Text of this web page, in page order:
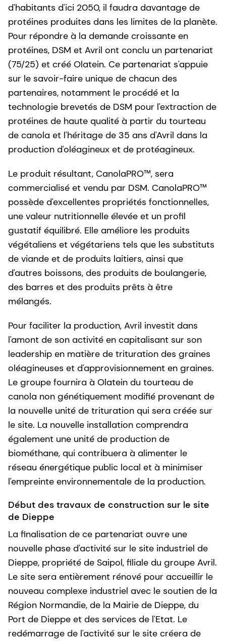
d'habitants d'ici 2050, il faudra davantage de
protéines produites dans les limites de la planète.
Pour répondre à la demande croissante en
protéines, DSM et Avril ont conclu un partenariat
(75/25) et créé Olatein. Ce partenariat s'appuie
sur le savoir-faire unique de chacun des
partenaires, notamment le procédé et la
technologie brevetés de DSM pour l'extraction de
protéines de haute qualité à partir du tourteau
de canola et l'héritage de 35 ans d'Avril dans la
production d'oléagineux et de protéagineux.
Le produit résultant, CanolaPRO™, sera
commercialisé et vendu par DSM. CanolaPRO™
possède d'excellentes propriétés fonctionnelles,
une valeur nutritionnelle élevée et un profil
gustatif équilibré. Elle améliore les produits
végétaliens et végétariens tels que les substituts
de viande et de produits laitiers, ainsi que
d'autres boissons, des produits de boulangerie,
des barres et des produits prêts à être
mélangés.
Pour faciliter la production, Avril investit dans
l'amont de son activité en capitalisant sur son
leadership en matière de trituration des graines
oléagineuses et d'approvisionnement en graines.
Le groupe fournira à Olatein du tourteau de
canola non génétiquement modifié provenant de
la nouvelle unité de trituration qui sera créée sur
le site. La nouvelle installation comprendra
également une unité de production de
biométhane, qui contribuera à alimenter le
réseau énergétique public local et à minimiser
l'empreinte environnementale de la production.
Début des travaux de construction sur le site
de Dieppe
La finalisation de ce partenariat ouvre une
nouvelle phase d'activité sur le site industriel de
Dieppe, propriété de Saipol, filiale du groupe Avril.
Le site sera entièrement rénové pour accueillir le
nouveau complexe industriel avec le soutien de la
Région Normandie, de la Mairie de Dieppe, du
Port de Dieppe et des services de l'Etat. Le
redémarrage de l'activité sur le site créera de